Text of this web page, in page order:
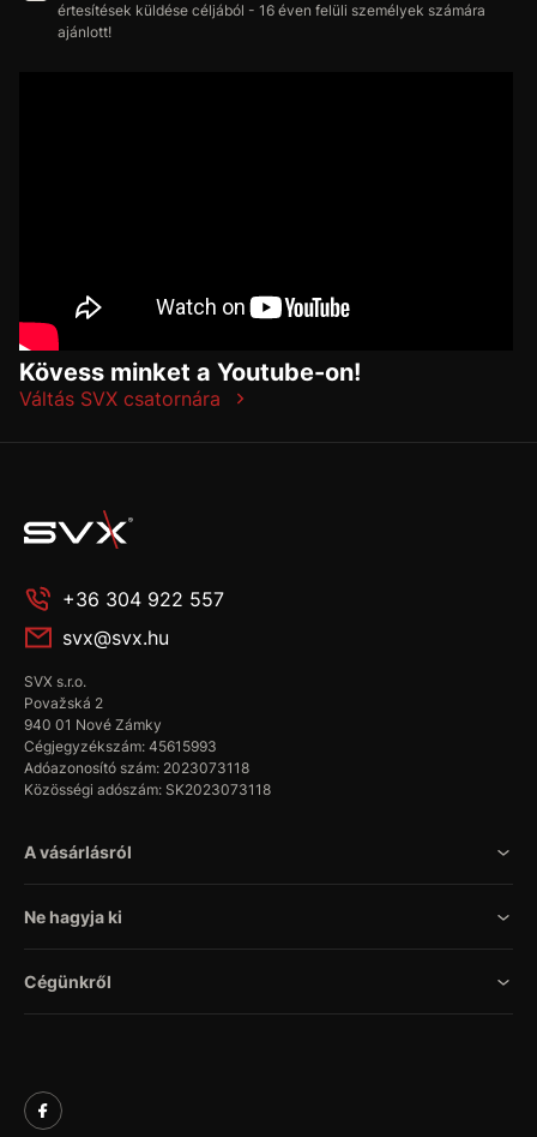
értesítések küldése céljából - 16 éven felüli személyek számára
ajánlott!
Kövess minket a Youtube-on!
Váltás SVX csatornára
+36 304 922 557
svx@svx.hu
SVX s.r.o.
Považská 2
940 01 Nové Zámky
Cégjegyzékszám: 45615993
Adóazonosító szám: 2023073118
Közösségi adószám: SK2023073118
A vásárlásról
Ne hagyja ki
Cégünkről